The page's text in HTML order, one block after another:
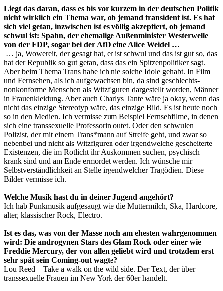
Liegt das daran, dass es bis vor kurzem in der deutschen Politik
nicht wirklich ein Thema war, ob jemand transident ist. Es hat
sich viel getan, inzwischen ist es völlig akzeptiert, ob jemand
schwul ist: Spahn, der ehemalige Außenminister Westerwelle
von der FDP, sogar bei der AfD eine Alice Weidel …
… ja, Wowereit, der gesagt hat, er ist schwul und das ist gut so, das
hat der Republik so gut getan, dass das ein Spitzenpolitiker sagt.
Aber beim Thema Trans habe ich nie solche Idole gehabt. In Film
und Fernsehen, als ich aufgewachsen bin, da sind geschlechts-
nonkonforme Menschen als Witzfiguren dargestellt worden, Männer
in Frauenkleidung. Aber auch Charlys Tante wäre ja okay, wenn das
nicht das einzige Stereotyp wäre, das einzige Bild. Es ist heute noch
so in den Medien. Ich vermisse zum Beispiel Fernsehfilme, in denen
sich eine transsexuelle Professorin outet. Oder den schwulen
Polizist, der mit einem Trans*mann auf Streife geht, und zwar so
nebenbei und nicht als Witzfiguren oder irgendwelche gescheiterte
Existenzen, die im Rotlicht ihr Auskommen suchen, psychisch
krank sind und am Ende ermordet werden. Ich wünsche mir
Selbstverständlichkeit an Stelle irgendwelcher Tragödien. Diese
Bilder vermisse ich.
Welche Musik hast du in deiner Jugend angehört?
Ich hab Punkmusik aufgesaugt wie die Muttermilch, Ska, Hardcore,
alter, klassischer Rock, Electro.
Ist es das, was von der Masse noch am ehesten wahrgenommen
wird: Die androgynen Stars des Glam Rock oder einer wie
Freddie Mercury, der von allen geliebt wird und trotzdem erst
sehr spät sein Coming-out wagte?
Lou Reed – Take a walk on the wild side. Der Text, der über
transsexuelle Frauen im New York der 60er handelt.